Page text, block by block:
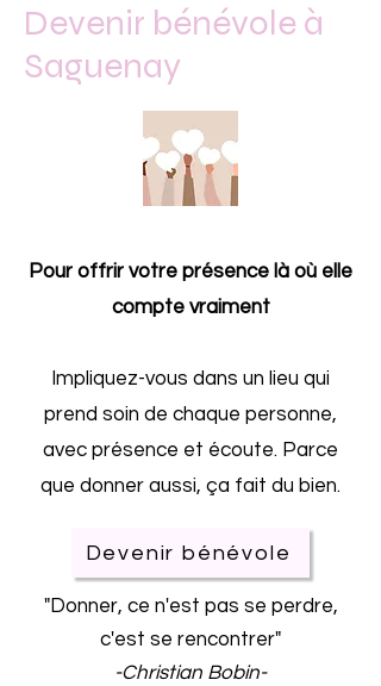
Devenir bénévole à
Saguenay
Pour offrir votre présence là où elle
compte vraiment
Impliquez-vous dans un lieu qui
prend soin de chaque personne,
avec présence et écoute. Parce
que donner aussi, ça fait du bien.
Devenir bénévole
"Donner, ce n'est pas se perdre,
c'est se rencontrer"
-Christian Bobin-